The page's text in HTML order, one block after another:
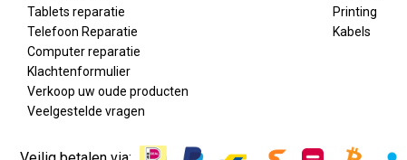
Tablets reparatie
Telefoon Reparatie
Computer reparatie
Klachtenformulier
Verkoop uw oude producten
Veelgestelde vragen
Printing
Kabels